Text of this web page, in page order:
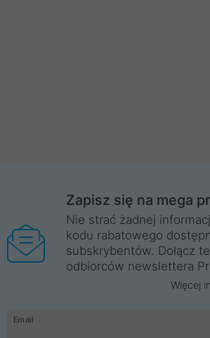
Zapisz się na mega
Nie strać żadnej
kodu rabatowego
subskrybentów. Dołącz
odbiorców newslettera
Więcej
Email